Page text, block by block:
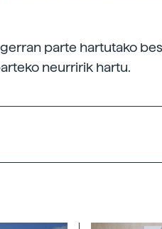
parte hartutako
neurririk hartu.